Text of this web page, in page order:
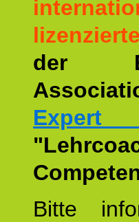
der
Expert
Bitte